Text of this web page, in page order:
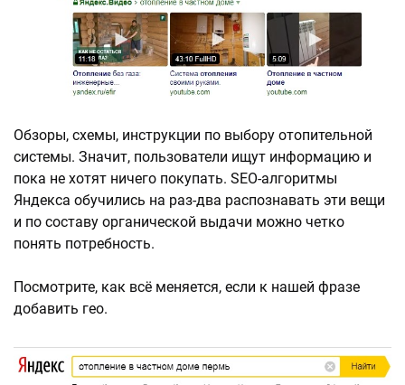
Обзоры, схемы, инструкции по выбору отопительной
системы. Значит, пользователи ищут информацию и
пока не хотят ничего покупать. SEO-алгоритмы
Яндекса обучились на раз-два распознавать эти вещи
и по составу органической выдачи можно четко
понять потребность.
Посмотрите, как всё меняется, если к нашей фразе
добавить гео.